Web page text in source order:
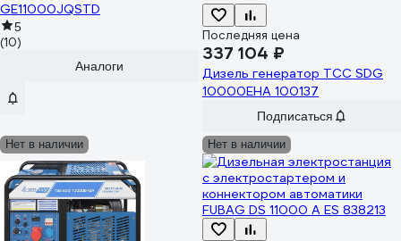
GE11000JQSTD
5
(10)
Аналоги
Последняя цена
337 104 ₽
Дизель генератор ТСС SDG
10000EHA 100137
Подписаться
Нет в наличии Нет в наличии